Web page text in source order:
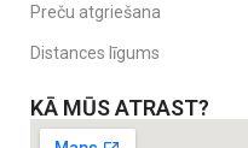
Preču atgriešana
Distances līgums
KĀ MŪS ATRAST?